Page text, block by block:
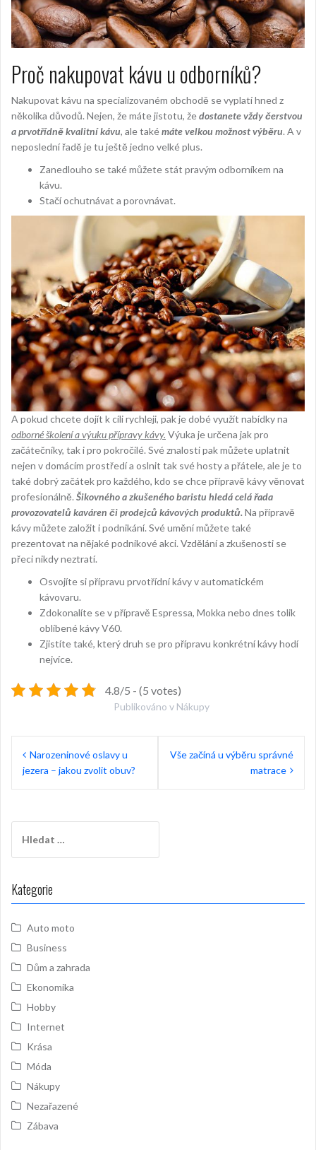
Proč nakupovat kávu u odborníků?
Nakupovat kávu na specializovaném obchodě se vyplatí hned z
několika důvodů. Nejen, že máte jistotu, žedostanete vždy čerstvou
a prvotřídně kvalitní kávu, ale takémáte velkou možnost výběru. A v
neposlední řadě je tu ještě jedno velké plus.
Zanedlouho se také můžete stát pravým odborníkem na
kávu.
Stačí ochutnávat a porovnávat.
A pokud chcete dojít k cíli rychleji, pak je dobé využít nabídky na
odborné školení a výuku přípravy kávy. Výuka je určena jak pro
začátečníky, tak i pro pokročilé. Své znalosti pak můžete uplatnit
nejen v domácím prostředí a oslnit tak své hosty a přátele, ale je to
také dobrý začátek pro každého, kdo se chce přípravě kávy věnovat
profesionálně. Šikovného a zkušeného baristu hledá celá řada
provozovatelů kaváren či prodejců kávových produktů.Na přípravě
kávy můžete založit i podnikání. Své umění můžete také
prezentovat na nějaké podnikové akci. Vzdělání a zkušenosti se
přeci nikdy neztratí.
Osvojíte si přípravu prvotřídní kávy v automatickém
kávovaru.
Zdokonalíte se v přípravě Espressa, Mokka nebo dnes tolik
oblíbené kávy V60.
Zjistíte také, který druh se pro přípravu konkrétní kávy hodí
nejvíce.
4.8/5 - (5 votes)
Publikováno v Nákupy
Navigace
proNarozeninové oslavy u
jezera – jakou zvolit obuv?
Vše začíná u výběru správné
matrace
Kategorie
Auto moto
Business
Dům a zahrada
Ekonomika
Hobby
Internet
Krása
Móda
Nákupy
Nezařazené
Zábava